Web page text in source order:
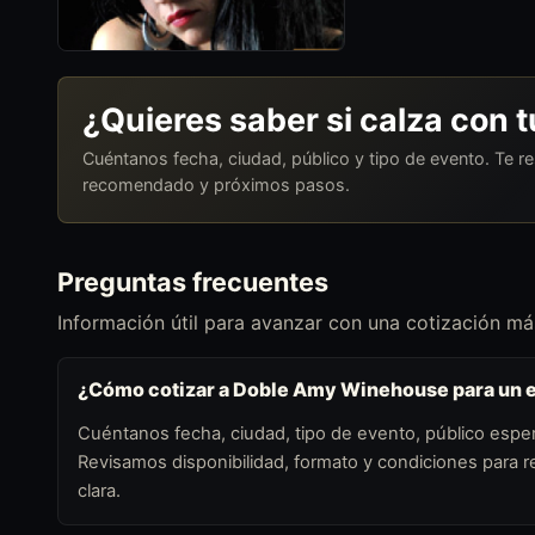
¿Quieres saber si calza con
Cuéntanos fecha, ciudad, público y tipo de evento. Te
recomendado y próximos pasos.
Preguntas frecuentes
Información útil para avanzar con una cotización
¿Cómo cotizar a Doble Amy Winehouse para un
Cuéntanos fecha, ciudad, tipo de evento, público
Revisamos disponibilidad, formato y condiciones para
clara.